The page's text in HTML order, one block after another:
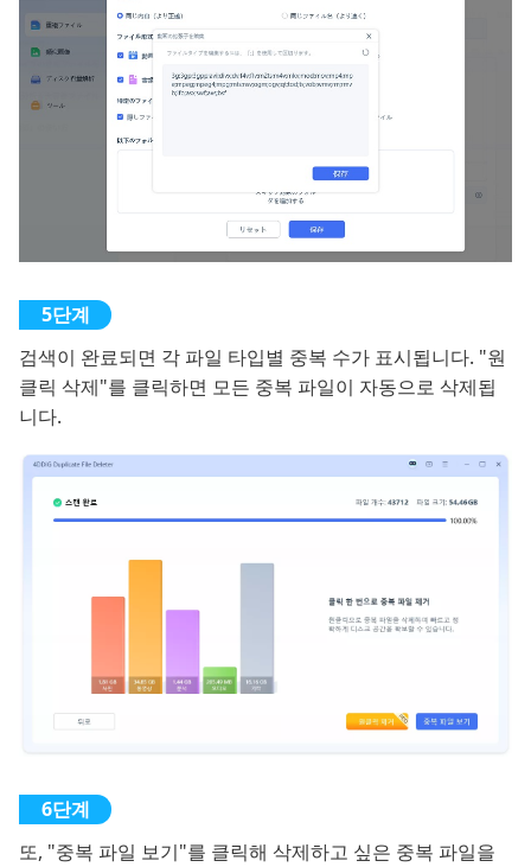
검색이 완료되면 각 파일 타입별 중복 수가 표시됩니다. "원
클릭 삭제"를 클릭하면 모든 중복 파일이 자동으로 삭제됩
니다.
또, "중복 파일 보기"를 클릭해 삭제하고 싶은 중복 파일을